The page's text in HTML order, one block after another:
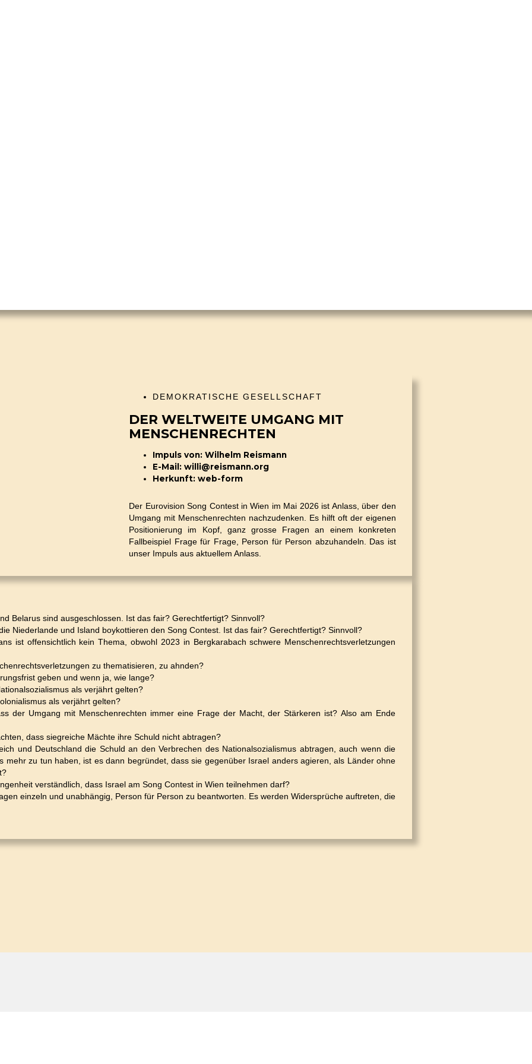
DEMOKRATISCHE GESELLSCHAFT
DER WELTWEITE UMGANG MIT
MENSCHENRECHTEN
Impuls von: Wilhelm Reismann
E-Mail: willi@reismann.org
Herkunft: web-form
Der Eurovision Song Contest in Wien im Mai 2026 ist Anlass, über den
Umgang mit Menschenrechten nachzudenken. Es hilft oft der eigenen
Positionierung im Kopf, ganz grosse Fragen an einem konkreten
Fallbeispiel Frage für Frage, Person für Person abzuhandeln. Das ist
unser Impuls aus aktuellem Anlass.
Belarus sind ausgeschlossen. Ist das fair? Gerechtfertigt? Sinnvoll?
Niederlande und Island boykottieren den Song Contest. Ist das fair? Gerechtfertigt? Sinnvoll?
ist offensichtlich kein Thema, obwohl 2023 in Bergkarabach schwere Menschenrechtsverletzungen
zu thematisieren, zu ahnden?
geben und wenn ja, wie lange?
als verjährt gelten?
als verjährt gelten?
der Umgang mit Menschenrechten immer eine Frage der Macht, der Stärkeren ist? Also am Ende
dass siegreiche Mächte ihre Schuld nicht abtragen?
und Deutschland die Schuld an den Verbrechen des Nationalsozialismus abtragen, auch wenn die
mehr zu tun haben, ist es dann begründet, dass sie gegenüber Israel anders agieren, als Länder ohne
verständlich, dass Israel am Song Contest in Wien teilnehmen darf?
einzeln und unabhängig, Person für Person zu beantworten. Es werden Widersprüche auftreten, die